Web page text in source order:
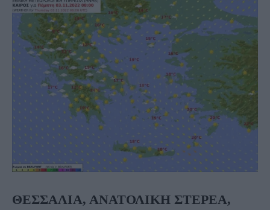
ΘΕΣΣΑΛΙΑ, ΑΝΑΤΟΛΙΚΗ ΣΤΕΡΕΑ,